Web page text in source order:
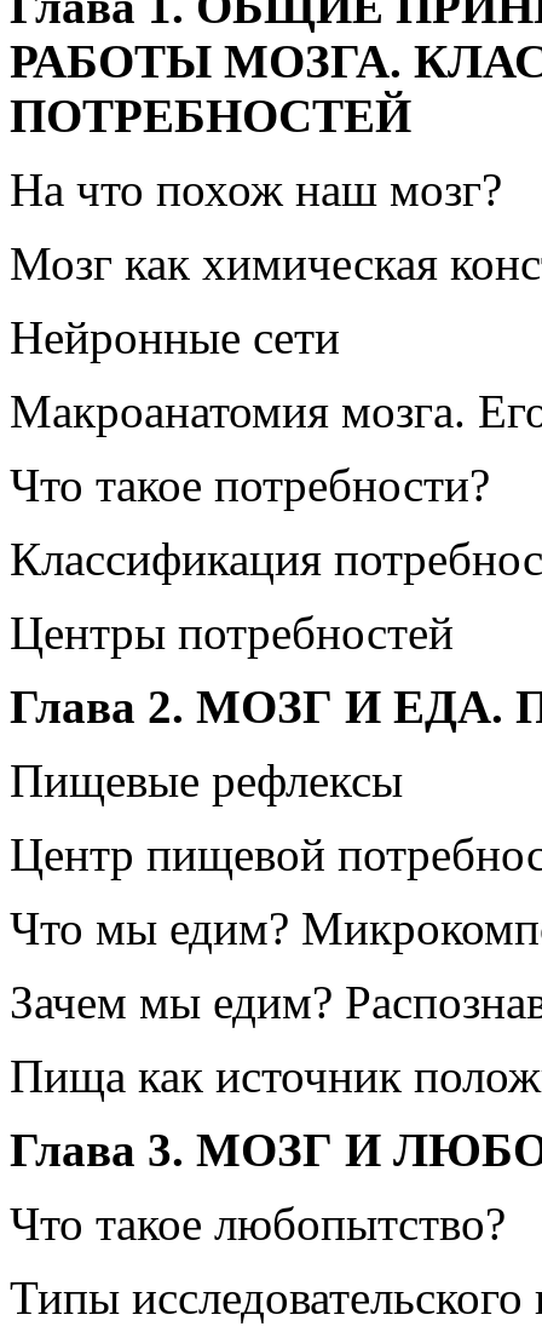
РАБОТЫ МОЗГА.
ПОТРЕБНОСТЕЙ
На что похож наш мозг?
Мозг как химическая
Нейронные сети
Макроанатомия мозга.
Что такое потребности?
Классификация
Центры потребностей
Глава 2. МОЗГ И
Пищевые рефлексы
Центр пищевой
Что мы едим?
Зачем мы едим?
Пища как источник
Глава 3. МОЗГ И
Что такое любопытство?
Типы исследовательского